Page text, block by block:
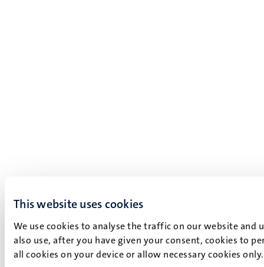
This website uses cookies
We use cookies to analyse the traffic on our website and
also use, after you have given your consent, cookies to
all cookies on your device or allow necessary cookies